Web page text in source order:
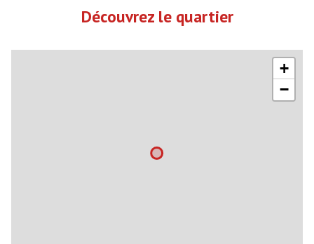
Découvrez le quartier
+
−